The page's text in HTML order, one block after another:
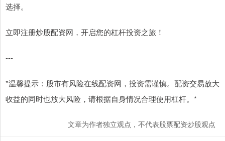
选择。
立即注册炒股配资网，开启您的杠杆投资之旅！
---
*温馨提示：股市有风险在线配资网，投资需谨慎。配资交易放大
收益的同时也放大风险，请根据自身情况合理使用杠杆。*
文章为作者独立观点，不代表股票配资炒股观点